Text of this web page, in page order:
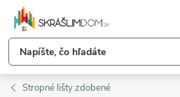
Prejsť
obsah
Stropné lišty zdobené